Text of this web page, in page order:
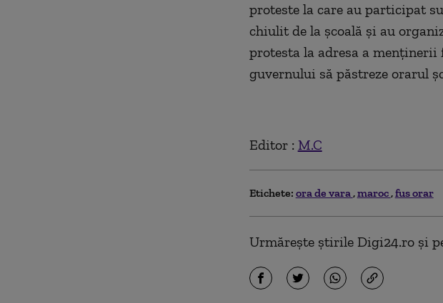
proteste la care au participat
chiulit de la școală și au
protesta la adresa a
guvernului să păstreze orarul
Editor : M.C
Etichete: ora de vara maroc fus orar
Urmărește știrile Digi24.ro și